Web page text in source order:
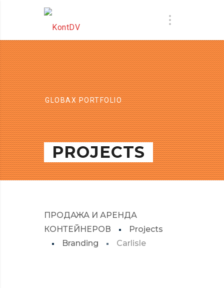
GLOBAX PORTFOLIO
PROJECTS
ПРОДАЖА И АРЕНДА
КОНТЕЙНЕРОВ
Projects
Branding
Carlisle